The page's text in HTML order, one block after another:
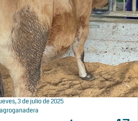
3 de julio de 2025